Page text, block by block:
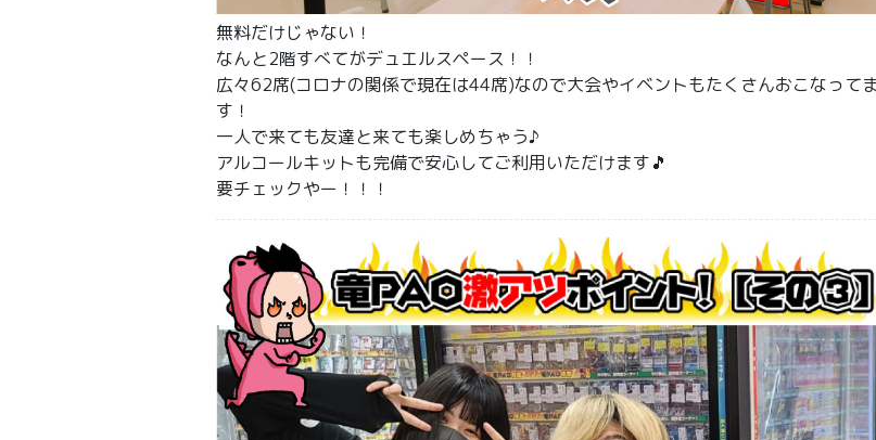
無料だけじゃない！
なんと2階すべてがデュエルスペース！！
広々62席(コロナの関係で現在は44席)なので大会やイベントもたくさんおこなってま
す！
一人で来ても友達と来ても楽しめちゃう♪
アルコールキットも完備で安心してご利用いただけます🎵
要チェックやー！！！